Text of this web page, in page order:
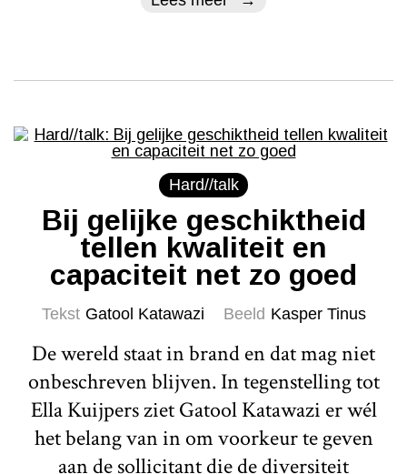
Hard//talk
Bij gelijke geschiktheid
tellen kwaliteit en
capaciteit net zo goed
Tekst Gatool Katawazi Beeld Kasper Tinus
De wereld staat in brand en dat mag niet
onbeschreven blijven. In tegenstelling tot
Ella Kuijpers ziet Gatool Katawazi er wél
het belang van in om voorkeur te geven
aan de sollicitant die de diversiteit